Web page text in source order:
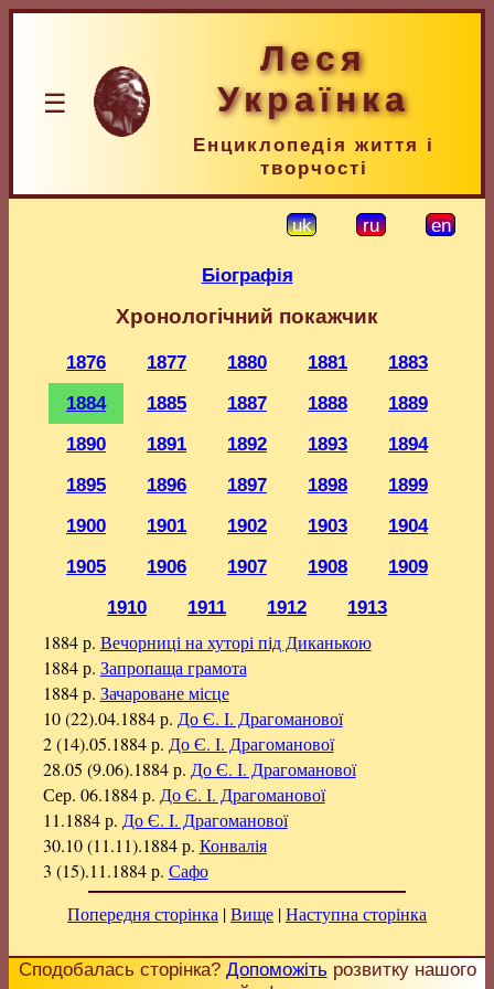
☰
Леся
Українка
Енциклопедія життя і
творчості
uk ru en
Біографія
Хронологічний покажчик
1876 1877 1880 1881
1883
1884
1885 1887 1888
1889
1890
1891 1892 1893
1894
1895
1896 1897 1898
1899
1900
1901 1902 1903
1904
1905
1906 1907 1908
1909
1910
1911 1912 1913
1884 р. Вечорниці на хуторі під Диканькою
1884 р. Запропаща грамота
1884 р. Зачароване місце
10 (22).04.1884 р. До Є. І. Драгоманової
2 (14).05.1884 р. До Є. І. Драгоманової
28.05 (9.06).1884 р. До Є. І. Драгоманової
Сер. 06.1884 р. До Є. І. Драгоманової
11.1884 р. До Є. І. Драгоманової
30.10 (11.11).1884 р. Конвалія
3 (15).11.1884 р. Сафо
Попередня сторінка |Вище |Наступна сторінка
Сподобалась сторінка? Допоможітьрозвитку нашого